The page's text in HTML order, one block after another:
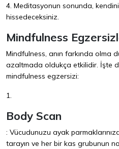
4. Meditasyonun sonunda,
hissedeceksiniz.
Mindfulness
Mindfulness, anın farkında olma
azaltmada oldukça etkilidir. İşte
mindfulness egzersizi:
1.
Body Scan
: Vücudunuzu ayak
tarayın ve her bir kas grubunun